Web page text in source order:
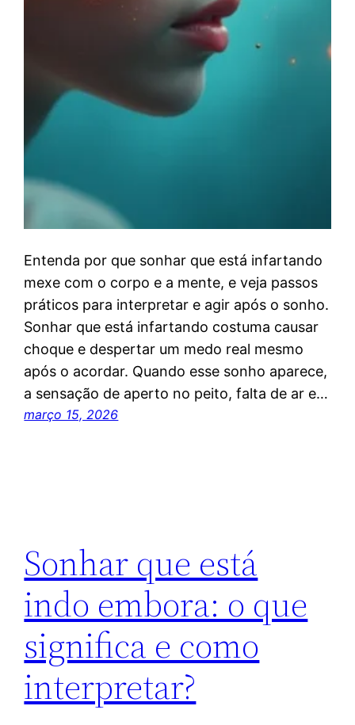
Entenda por que sonhar que está infartando
mexe com o corpo e a mente, e veja passos
práticos para interpretar e agir após o sonho.
Sonhar que está infartando costuma causar
choque e despertar um medo real mesmo
após o acordar. Quando esse sonho aparece,
a sensação de aperto no peito, falta de ar e…
março 15, 2026
Sonhar que está
indo embora: o que
significa e como
interpretar?